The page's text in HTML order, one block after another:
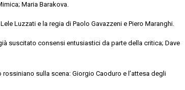
Maria Barakova.
Lele Luzzati e la regia di Paolo Gavazzeni e Piero Maranghi.
suscitato consensi entusiastici da parte della critica; Dave
rossiniano sulla scena: Giorgio Caoduro e l’attesa degli